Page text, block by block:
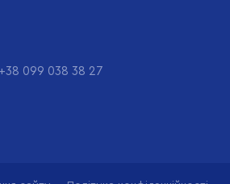
+38 099 038 38 27